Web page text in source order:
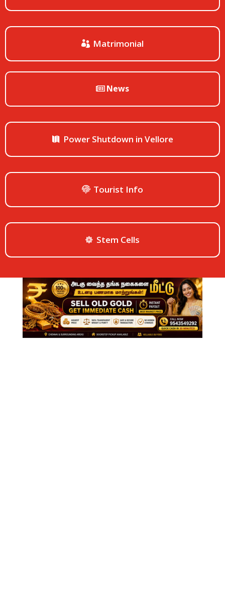
Matrimonial
News
Power Shutdown in Vellore
Tourist Info
Stem Cells